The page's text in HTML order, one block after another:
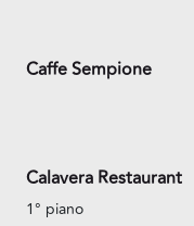
Caffe Sempione
Calavera Restaurant
1° piano